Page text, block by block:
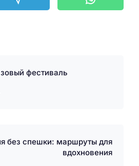
фестиваль
без спешки: маршруты для
вдохновения